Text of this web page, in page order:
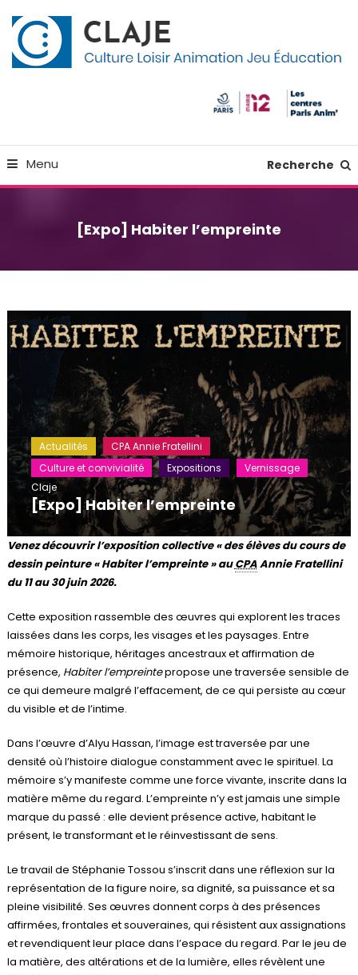
To
Content
Menu Recherche
[Expo] Habiter l’empreinte
Actualités
CPA Annie Fratellini
Culture et convivialité
Expositions
Vernissage
Claje
[Expo] Habiter l’empreinte
Venez découvrir l’exposition collective « des élèves du cours de
dessin peinture « Habiter l’empreinte » auCPAAnnie Fratellini
du 11 au 30 juin 2026.
Cette exposition rassemble des œuvres qui explorent les traces
laissées dans les corps, les visages et les paysages. Entre
mémoire historique, héritages ancestraux et affirmation de
présence, Habiter l’empreintepropose une traversée sensible de
ce qui demeure malgré l’effacement, de ce qui persiste au cœur
du visible et de l’intime.
Dans l’œuvre d’Alyu Hassan, l’image est traversée par une
densité où l’histoire dialogue constamment avec le spirituel. La
mémoire s’y manifeste comme une force vivante, inscrite dans la
matière même du regard. L’empreinte n’y est jamais une simple
marque du passé : elle devient présence active, habitant le
présent, le transformant et le réinvestissant de sens.
Le travail de Stéphanie Tossou s’inscrit dans une réflexion sur la
représentation de la figure noire, sa dignité, sa puissance et sa
pleine visibilité. Ses œuvres donnent corps à des présences
affirmées, frontales et souveraines, qui résistent aux assignations
et revendiquent leur place dans l’espace du regard. Par le jeu de
la matière, des altérations et de la lumière, elles révèlent une